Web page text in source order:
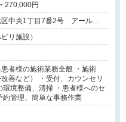
あり◆海外展開も視野に
ルを目指せる環境です。
月給 230,000円 〜 270,000円
区中央1丁目7番2号 アールア
303号室
リ施設）
者様の施術業務全般 ・施術
改善など） ・受付、カウンセリ
環境整備、清掃 ・患者様へのセ
約管理、簡単な事務作業